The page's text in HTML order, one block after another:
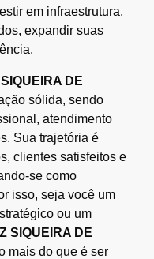
em infraestrutura,
expandir suas
DE
sólida, sendo
atendimento
Sua trajetória é
clientes satisfeitos e
se como
isso, seja você um
ou um
SIQUEIRA DE
mais do que é ser